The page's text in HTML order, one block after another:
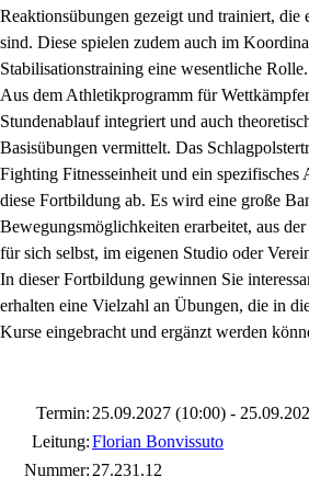
Reaktionsübungen gezeigt und trainiert, die
sind. Diese spielen zudem auch im
Stabilisationstraining eine wesentliche Rolle.
Aus dem Athletikprogramm für
Stundenablauf integriert und auch
Basisübungen vermittelt. Das
Fighting Fitnesseinheit und ein
diese Fortbildung ab. Es wird eine große
Bewegungsmöglichkeiten erarbeitet, aus
für sich selbst, im eigenen Studio oder
In dieser Fortbildung gewinnen Sie
erhalten eine Vielzahl an Übungen, die in
Kurse eingebracht und ergänzt werden
Termin: 25.09.2027 (10:00) -
Leitung:Florian Bonvissuto
Nummer: 27.231.12